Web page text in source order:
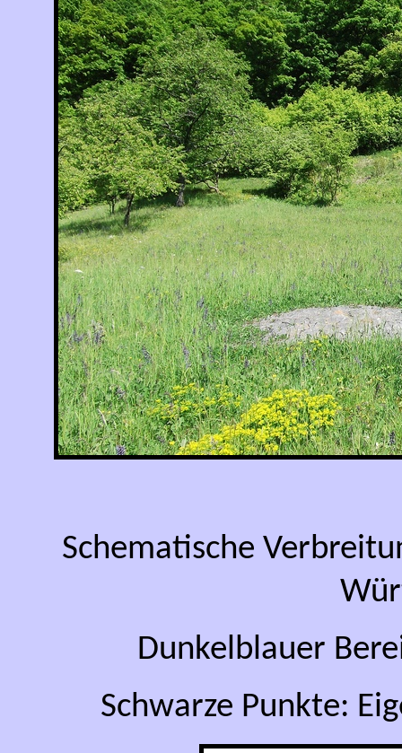
Schematische
Dunkelblauer
Schwarze Punkte: